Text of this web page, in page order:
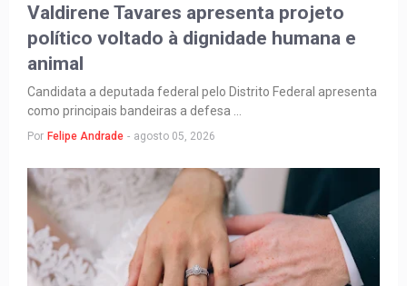
Valdirene Tavares apresenta projeto
político voltado à dignidade humana e
animal
Candidata a deputada federal pelo Distrito Federal apresenta
como principais bandeiras a defesa …
Por Felipe Andrade - agosto 05, 2026